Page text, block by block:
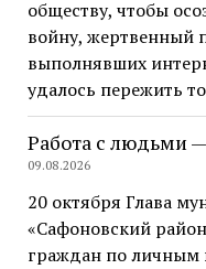
обществу, чтобы
войну, жертвенный
выполнявших
удалось пережить
Работа с людьми
09.08.2026
20 октября Глава
«Сафоновский
граждан по личным